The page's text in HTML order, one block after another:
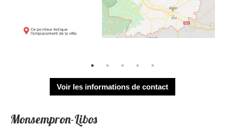
Voir les informations de contact
Monsempron-Libos